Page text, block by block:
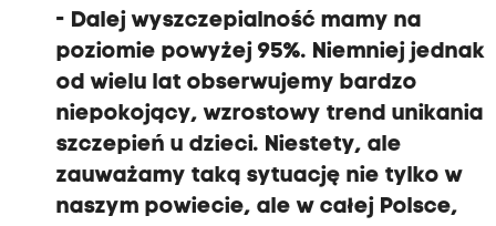
- Dalej wyszczepialność mamy na
poziomie powyżej 95%. Niemniej jednak
od wielu lat obserwujemy bardzo
niepokojący, wzrostowy trend unikania
szczepień u dzieci. Niestety, ale
zauważamy taką sytuację nie tylko w
naszym powiecie, ale w całej Polsce,